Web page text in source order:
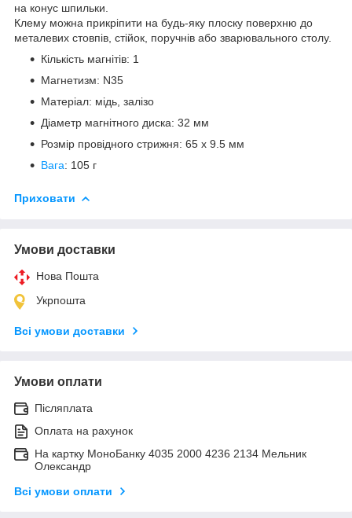
на конус шпильки.
Клему можна прикріпити на будь-яку плоску поверхню до
металевих стовпів, стійок, поручнів або зварювального столу.
Кількість магнітів: 1
Магнетизм: N35
Матеріал: мідь, залізо
Діаметр магнітного диска: 32 мм
Розмір провідного стрижня: 65 х 9.5 мм
Вага: 105 г
Приховати
Умови доставки
Нова Пошта
Укрпошта
Всі умови доставки
Умови оплати
Післяплата
Оплата на рахунок
На картку МоноБанку 4035 2000 4236 2134 Мельник
Олександр
Всі умови оплати